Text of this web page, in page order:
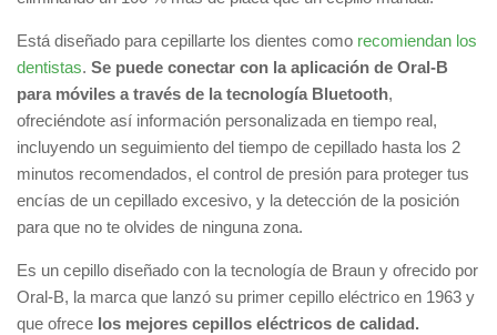
Está diseñado para cepillarte los dientes como recomiendan los
dentistas. Se puede conectar con la aplicación de Oral-B
para móviles a través de la tecnología Bluetooth,
ofreciéndote así información personalizada en tiempo real,
incluyendo un seguimiento del tiempo de cepillado hasta los 2
minutos recomendados, el control de presión para proteger tus
encías de un cepillado excesivo, y la detección de la posición
para que no te olvides de ninguna zona.
Es un cepillo diseñado con la tecnología de Braun y ofrecido por
Oral-B, la marca que lanzó su primer cepillo eléctrico en 1963 y
que ofrece los mejores cepillos eléctricos de calidad.